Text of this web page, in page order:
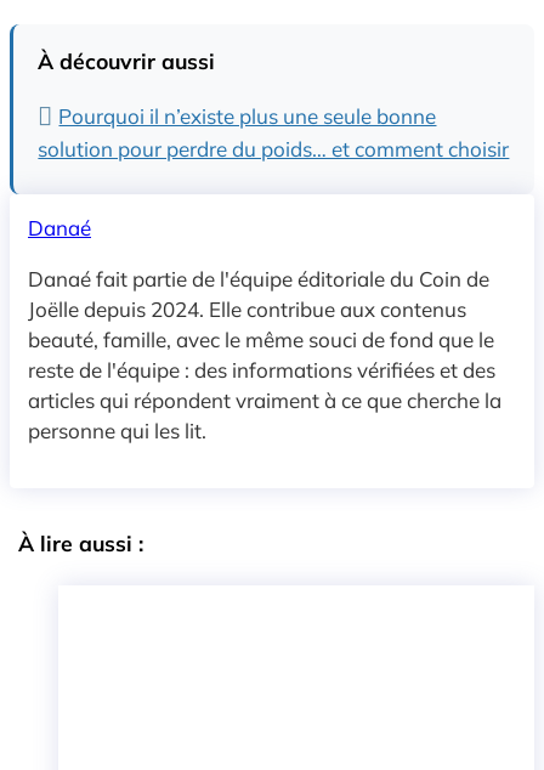
À découvrir aussi
Pourquoi il n’existe plus une seule bonne
solution pour perdre du poids… et comment choisir
Danaé
Danaé fait partie de l'équipe éditoriale du Coin de
Joëlle depuis 2024. Elle contribue aux contenus
beauté, famille, avec le même souci de fond que le
reste de l'équipe : des informations vérifiées et des
articles qui répondent vraiment à ce que cherche la
personne qui les lit.
À lire aussi :